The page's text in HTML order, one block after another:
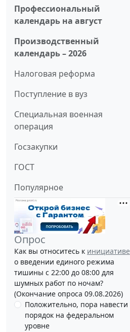
Профессиональный
календарь на август
Производственный
календарь – 2026
Налоговая реформа
Поступление в вуз
Специальная военная
операция
Госзакупки
ГОСТ
Популярное
Опрос
Как вы относитесь к инициативе
о введении единого режима
тишины с 22:00 до 08:00 для
шумных работ по ночам?
(Окончание опроса 09.08.2026)
Положительно, пора навести
порядок на федеральном
уровне